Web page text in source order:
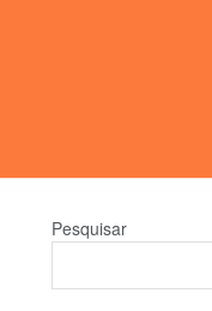
Pesquisar